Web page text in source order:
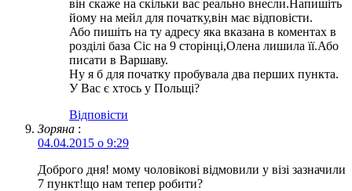
він скаже на скільки вас реально внесли.Напишіть
йому на мейл для початку,він має відповісти.
Або пишіть на ту адресу яка вказана в коментах в
розділі база Сіс на 9 сторінці,Олена лишила її.Або
писати в Варшаву.
Ну я б для початку пробувала два перших пункта.
У Вас є хтось у Польщі?
Відповіcти
Зоряна :
04.04.2015 о 9:29
Доброго дня! мому чоловікові відмовили у візі зазначили
7 пункт!що нам тепер робити?